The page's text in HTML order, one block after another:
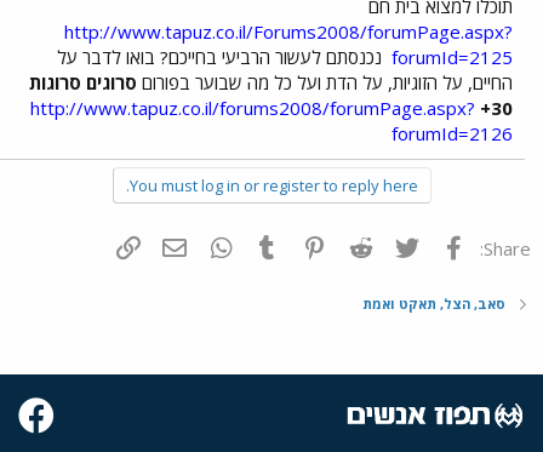
תוכלו למצוא בית חם
http://www.tapuz.co.il/Forums2008/forumPage.aspx?
forumId=2125 נכנסתם לעשור הרביעי בחייכם? בואו לדבר על
החיים, על הזוגיות, על הדת ועל כל מה שבוער בפורום סרוגים סרוגות
30+
http://www.tapuz.co.il/forums2008/forumPage.aspx?
forumId=2126
You must log in or register to reply here.
Share: פייסבוק Twitter
Reddit
Pinterest
Tumblr
WhatsAppדואר אלקטרוני
סאב, הצל, תאקט ואמת